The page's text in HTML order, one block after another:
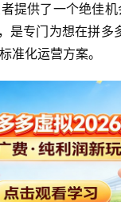
提供了一个绝佳
，是专门为想在拼多
准化运营方案。